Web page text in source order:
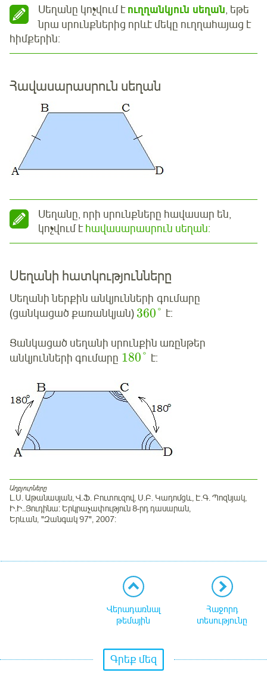
Սեղանը կոչվում էուղղանկյուն սեղան, եթե
նրա սրունքներից որևէ մեկը ուղղահայաց է
հիմքերին:
Հավասարասրուն սեղան
Սեղանը, որի սրունքները հավասար են,
կոչվում էհավասարասրուն սեղան:
Սեղանի հատկությունները
Սեղանի ներքին անկյունների գումարը
(ցանկացած քառանկյան) 360° է:
Ցանկացած սեղանի սրունքին առընթեր
անկյունների գումարը 180° է:
Աղբյուրները
Լ.Ս. Աթանասյան, Վ.Ֆ. Բուտուզով, Ս.Բ. Կադոմցև, Է.Գ. Պոզնյակ,
Ի.Ի..Յուդինա: Երկրաչափություն 8-րդ դասարան,
Երևան, "Զանգակ 97", 2007:
Վերադառնալ
թեմային
Հաջորդ
տեսությունը
Գրեք մեզ